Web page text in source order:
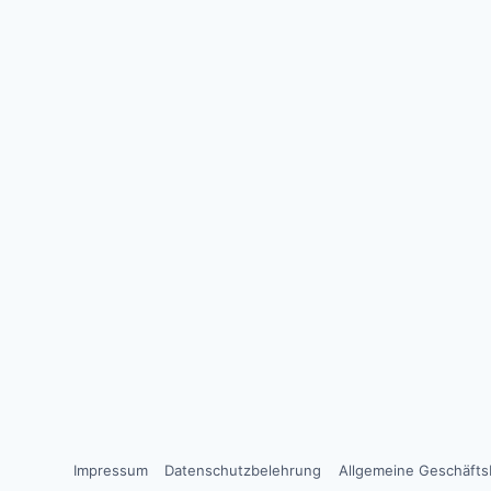
Impressum Datenschutzbelehrung Allgemeine